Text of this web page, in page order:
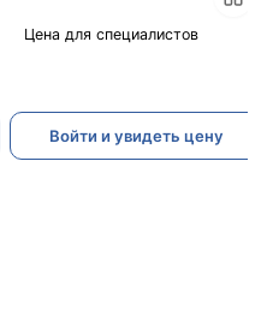
Цена для специалистов
Войти и увидеть цену